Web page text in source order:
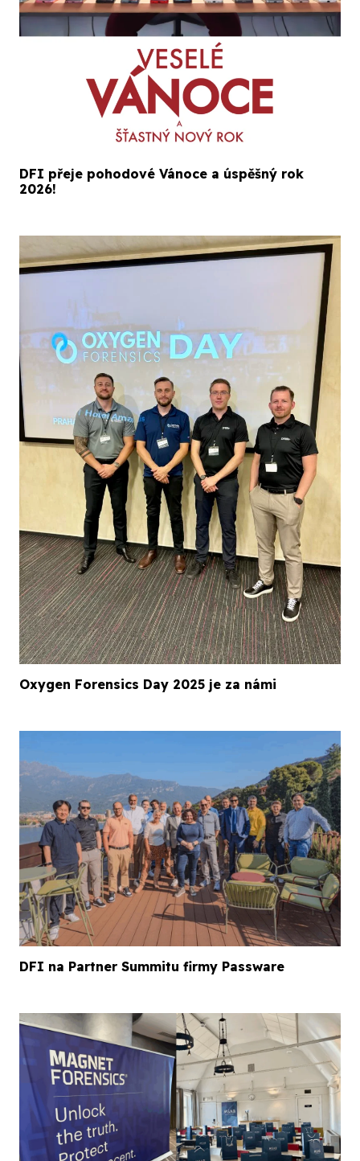
DFI přeje pohodové Vánoce a úspěšný rok
2026!
Oxygen Forensics Day 2025 je za námi
DFI na Partner Summitu firmy Passware